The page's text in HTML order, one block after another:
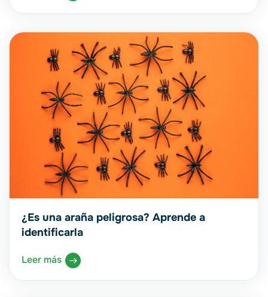
¿Es una araña peligrosa? Aprende a
identificarla
Leer más